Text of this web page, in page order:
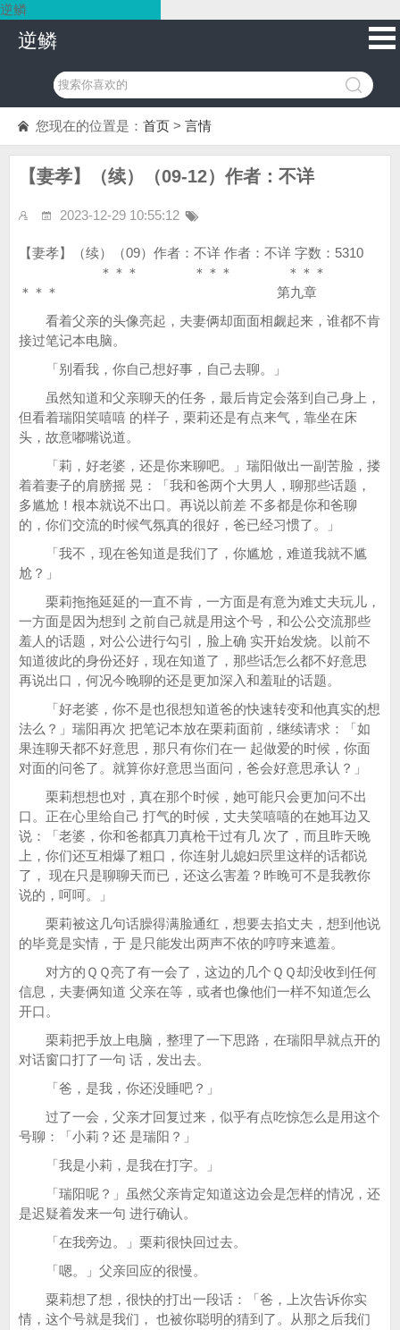
逆鳞
逆鳞
您现在的位置是： 首页 > 言情
【妻孝】（续）（09-12）作者：不详
2023-12-29 10:55:12
【妻孝】（续）（09）作者：不详 作者：不详 字数：5310
＊＊＊ ＊＊＊ ＊＊＊
＊＊＊ 第九章
看着父亲的头像亮起，夫妻俩却面面相觑起来，谁都不肯
接过笔记本电脑。
「别看我，你自己想好事，自己去聊。」
虽然知道和父亲聊天的任务，最后肯定会落到自己身上，
但看着瑞阳笑嘻嘻 的样子，栗莉还是有点来气，靠坐在床
头，故意嘟嘴说道。
「莉，好老婆，还是你来聊吧。」瑞阳做出一副苦脸，搂
着着妻子的肩膀摇 晃：「我和爸两个大男人，聊那些话题，
多尴尬！根本就说不出口。再说以前差 不多都是你和爸聊
的，你们交流的时候气氛真的很好，爸已经习惯了。」
「我不，现在爸知道是我们了，你尴尬，难道我就不尴
尬？」
栗莉拖拖延延的一直不肯，一方面是有意为难丈夫玩儿，
一方面是因为想到 之前自己就是用这个号，和公公交流那些
羞人的话题，对公公进行勾引，脸上确 实开始发烧。以前不
知道彼此的身份还好，现在知道了，那些话怎么都不好意思
再说出口，何况今晚聊的还是更加深入和羞耻的话题。
「好老婆，你不是也很想知道爸的快速转变和他真实的想
法么？」瑞阳再次 把笔记本放在栗莉面前，继续请求：「如
果连聊天都不好意思，那只有你们在一 起做爱的时候，你面
对面的问爸了。就算你好意思当面问，爸会好意思承认？」
栗莉想想也对，真在那个时候，她可能只会更加问不出
口。正在心里给自己 打气的时候，丈夫笑嘻嘻的在她耳边又
说：「老婆，你和爸都真刀真枪干过有几 次了，而且昨天晚
上，你们还互相爆了粗口，你连射儿媳妇屄里这样的话都说
了， 现在只是聊聊天而已，还这么害羞？昨晚可不是我教你
说的，呵呵。」
栗莉被这几句话臊得满脸通红，想要去掐丈夫，想到他说
的毕竟是实情，于 是只能发出两声不依的哼哼来遮羞。
对方的ＱＱ亮了有一会了，这边的几个ＱＱ却没收到任何
信息，夫妻俩知道 父亲在等，或者也像他们一样不知道怎么
开口。
栗莉把手放上电脑，整理了一下思路，在瑞阳早就点开的
对话窗口打了一句 话，发出去。
「爸，是我，你还没睡吧？」
过了一会，父亲才回复过来，似乎有点吃惊怎么是用这个
号聊：「小莉？还 是瑞阳？」
「我是小莉，是我在打字。」
「瑞阳呢？」虽然父亲肯定知道这边会是怎样的情况，还
是迟疑着发来一句 进行确认。
「在我旁边。」栗莉很快回过去。
「嗯。」父亲回应的很慢。
粟莉想了想，很快的打出一段话：「爸，上次告诉你实
情，这个号就是我们， 也被你聪明的猜到了。从那之后我们